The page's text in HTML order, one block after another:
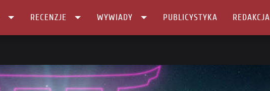
RECENZJE WYWIADY PUBLICYSTYKA REDAKCJA